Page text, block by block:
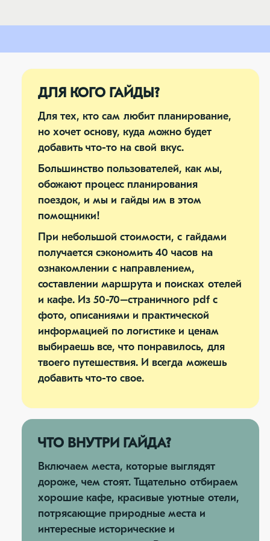
ДЛЯ КОГО ГАЙДЫ?
Для тех, кто сам любит планирование,
но хочет основу, куда можно будет
добавить что-то на свой вкус.
Большинство пользователей, как мы,
обожают процесс планирования
поездок, и мы и гайды им в этом
помощники!
При небольшой стоимости, с гайдами
получается сэкономить 40 часов на
ознакомлении с направлением,
составлении маршрута и поисках отелей
и кафе. Из 50-70–страничного pdf с
фото, описаниями и практической
информацией по логистике и ценам
выбираешь все, что понравилось, для
твоего путешествия. И всегда можешь
добавить что-то свое.
ЧТО ВНУТРИ ГАЙДА?
Включаем места, которые выглядят
дороже, чем стоят. Тщательно отбираем
хорошие кафе, красивые уютные отели,
потрясающие природные места и
интересные исторические и